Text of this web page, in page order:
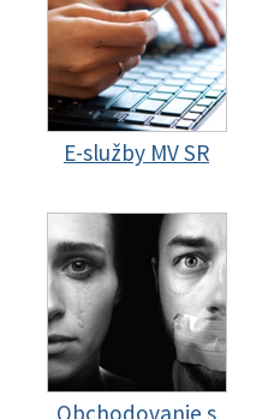
E-služby MV SR
Obchodovanie s